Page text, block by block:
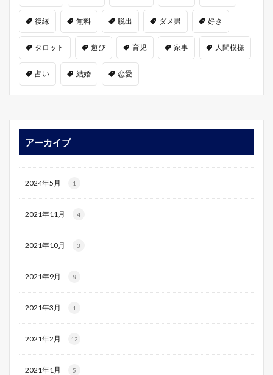
復縁 無料 脱出 ダメ男 好き
タロット 遊び 育児 家事 人間模様
占い 結婚 恋愛
アーカイブ
2024年5月 1
2021年11月 4
2021年10月 3
2021年9月 8
2021年3月 1
2021年2月 12
2021年1月 5